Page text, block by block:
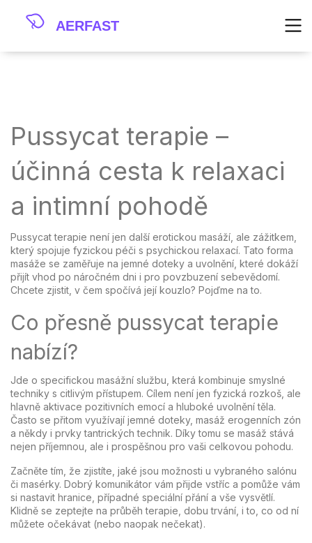
Pussycat terapie –
účinná cesta k relaxaci
a intimní pohodě
Pussycat terapie není jen další erotickou masáží, ale zážitkem,
který spojuje fyzickou péči s psychickou relaxací. Tato forma
masáže se zaměřuje na jemné doteky a uvolnění, které dokáží
přijít vhod po náročném dni i pro povzbuzení sebevědomí.
Chcete zjistit, v čem spočívá její kouzlo? Pojďme na to.
Co přesně pussycat terapie
nabízí?
Jde o specifickou masážní službu, která kombinuje smyslné
techniky s citlivým přístupem. Cílem není jen fyzická rozkoš, ale
hlavně aktivace pozitivních emocí a hluboké uvolnění těla.
Často se přitom využívají jemné doteky, masáž erogenních zón
a někdy i prvky tantrických technik. Díky tomu se masáž stává
nejen příjemnou, ale i prospěšnou pro vaši celkovou pohodu.
Začněte tím, že zjistíte, jaké jsou možnosti u vybraného salónu
či masérky. Dobrý komunikátor vám přijde vstříc a pomůže vám
si nastavit hranice, případné speciální přání a vše vysvětlí.
Klidně se zeptejte na průběh terapie, dobu trvání, i to, co od ní
můžete očekávat (nebo naopak nečekat).